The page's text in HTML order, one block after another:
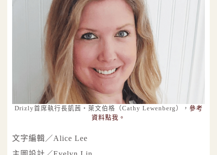
Drizly首席執行長凱茜‧萊文伯格（Cathy Lewenberg）， 參考
資料點我。
文字編輯／Alice Lee